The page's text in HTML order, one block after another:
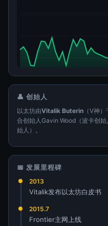
👤 创始人
以太坊由Vitalik Buterin （V神
合创始人Gavin Wood（波卡创
始人）。
📅 发展里程碑
2013
Vitalik发布以太坊白皮书
2015.7
Frontier主网上线